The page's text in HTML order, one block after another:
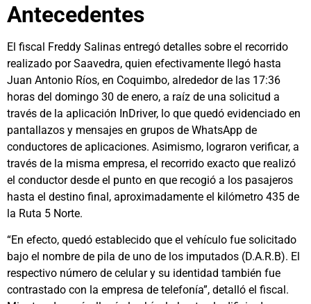
Antecedentes
El fiscal Freddy Salinas entregó detalles sobre el recorrido
realizado por Saavedra, quien efectivamente llegó hasta
Juan Antonio Ríos, en Coquimbo, alrededor de las 17:36
horas del domingo 30 de enero, a raíz de una solicitud a
través de la aplicación InDriver, lo que quedó evidenciado en
pantallazos y mensajes en grupos de WhatsApp de
conductores de aplicaciones. Asimismo, lograron verificar, a
través de la misma empresa, el recorrido exacto que realizó
el conductor desde el punto en que recogió a los pasajeros
hasta el destino final, aproximadamente el kilómetro 435 de
la Ruta 5 Norte.
“En efecto, quedó establecido que el vehículo fue solicitado
bajo el nombre de pila de uno de los imputados (D.A.R.B). El
respectivo número de celular y su identidad también fue
contrastado con la empresa de telefonía”, detalló el fiscal.